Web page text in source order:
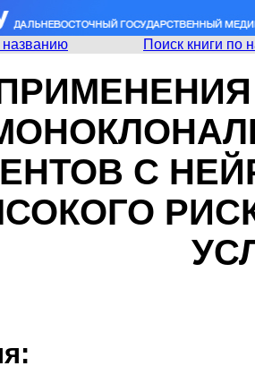
названию Поиск книги по
C